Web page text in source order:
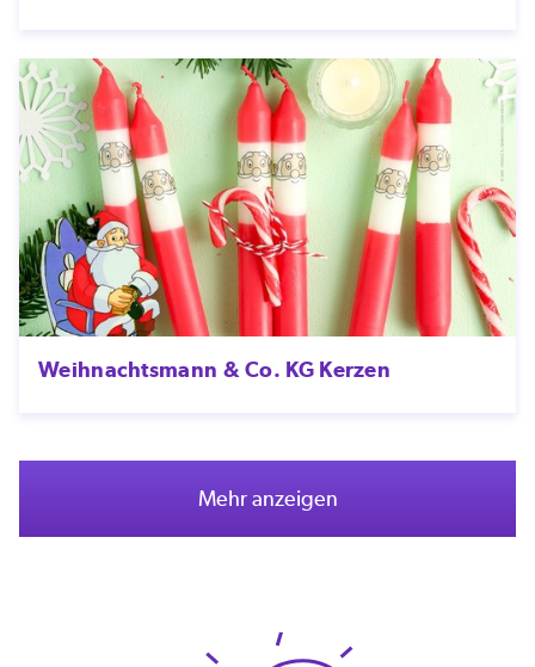
Weihnachtsmann & Co. KG Kerzen
Mehr anzeigen